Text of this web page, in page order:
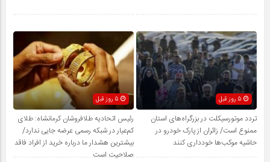
تردد موتورسیکلت در بزرگراه‌های استان
ممنوع است/ زائران از پارک خودرو در
حاشیه موکب‌ها خودداری کنند
رئیس اتحادیه طلافروشان کرمانشاه: طلای
کم‌عیار در شبکه رسمی عرضه جایی ندارد/
بیشترین هشدار ما درباره خرید از افراد فاقد
صلاحیت است